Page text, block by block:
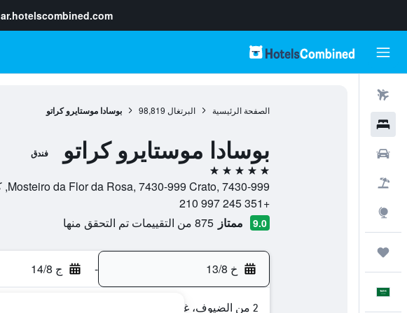
ar.hotelscombined.com
الصفحة الرئيسية البرتغال 98,819 بوسادا موستايرو كراتو
بوسادا موستايرو كراتو فندق
5 نجوم
Mosteiro da Flor da Rosa, 7430-999 Crato, 7430-999, كراتو, محافظة بورتو اليغري, البرتغال
+351 245 997 210
9.0 ممتاز 875 من التقييمات تم التحقق منها
خ 13/8 - ج 14/8
2 من الضيوف، غرفة واحدة